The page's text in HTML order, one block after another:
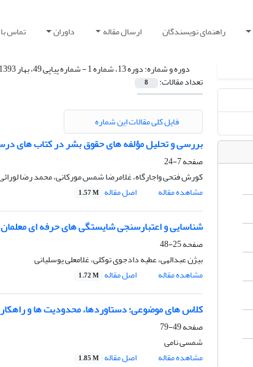
راهنمای نویسندگان ارسال مقاله داوران تماس
دوره و شماره:دوره 13، شماره 1 - شماره پیاپی 49، بهار 1393
تعداد مقالات: 8
فایل کلی مقالات این شماره
بررسی و تحلیل مؤلفه های حقوق بشر در کتاب های
صفحه7-24
کورش فتحی واجارگاه، غلامرضا شمس مورکانی، محمد رضا
مشاهده مقاله
اصل مقاله 1.57 M
شناسایی و اعتبارسنجی شایستگی های حرفه ای
صفحه25-48
بیژن عبدالهی، عطیه دادجوی توکلی، غلامعلی یوسلیانی
مشاهده مقاله
اصل مقاله 1.72 M
کلاس های موضوعی؛ دستاوردها، محدودیت ها و
صفحه49-79
شمسی نامی
مشاهده مقاله
اصل مقاله 1.85 M